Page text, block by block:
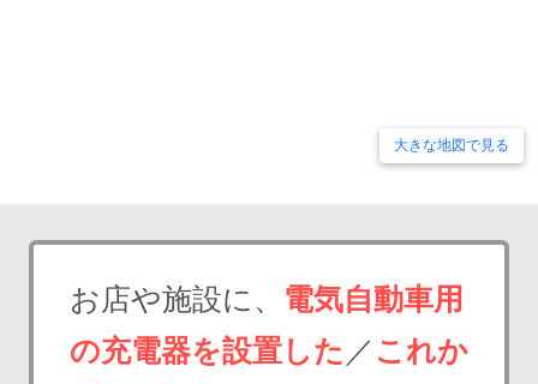
大きな地図で見る
お店や施設に、 電気自動車用
の充電器を設置した ／ これか